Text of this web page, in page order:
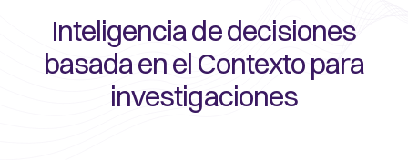
Inteligencia de decisiones
basada en el Contexto para
investigaciones